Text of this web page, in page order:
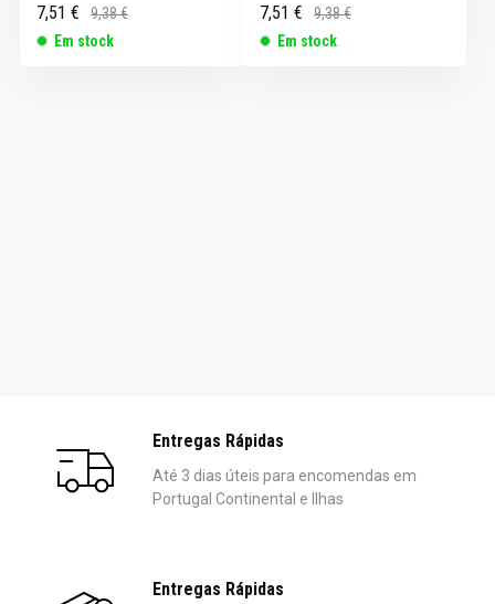
7,51 €
9,38 €
Em stock
7,51 €
9,38 €
Em stock
Entregas Rápidas
Até 3 dias úteis para encomendas em
Portugal Continental e Ilhas
Entregas Rápidas